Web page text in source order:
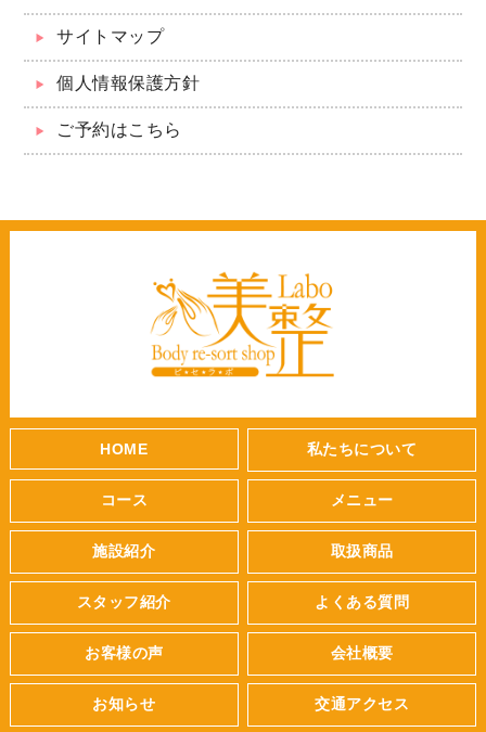
サイトマップ
個人情報保護方針
ご予約はこちら
HOME 私たちについて
コース メニュー
施設紹介 取扱商品
スタッフ紹介 よくある質問
お客様の声 会社概要
お知らせ 交通アクセス